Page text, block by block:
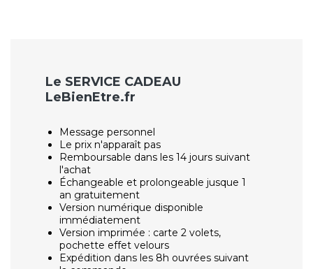
Le SERVICE CADEAU
LeBienEtre.fr
Message personnel
Le prix n'apparaît pas
Remboursable dans les 14 jours suivant
l'achat
Échangeable et prolongeable jusque 1
an gratuitement
Version numérique disponible
immédiatement
Version imprimée : carte 2 volets,
pochette effet velours
Expédition dans les 8h ouvrées suivant